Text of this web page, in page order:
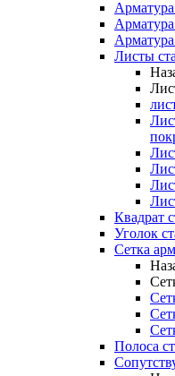
Арматура
Арматура
Листы
Квадрат
Уголок
Сетка
Полоса